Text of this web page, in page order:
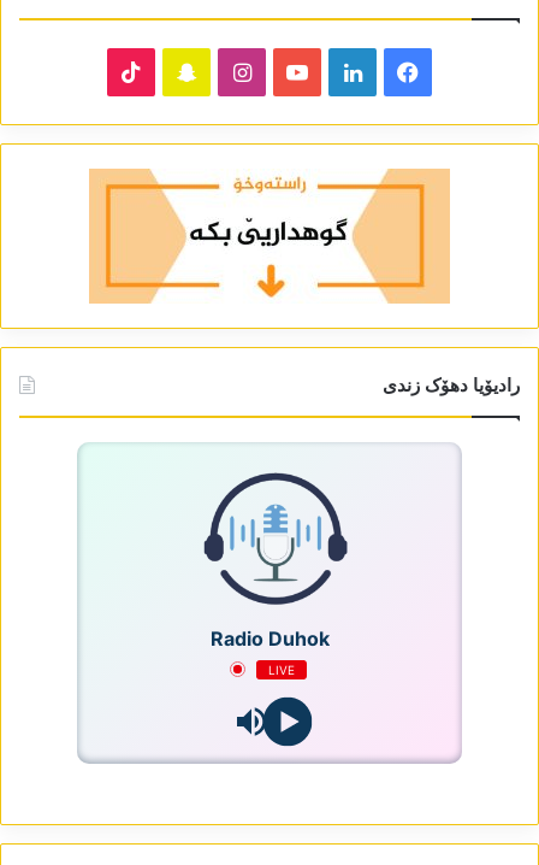
Facebook
LinkedIn
YouTube
Instagram
Snapchat
رادیۆیا دھۆک زندی
Radio Duhok
LIVE